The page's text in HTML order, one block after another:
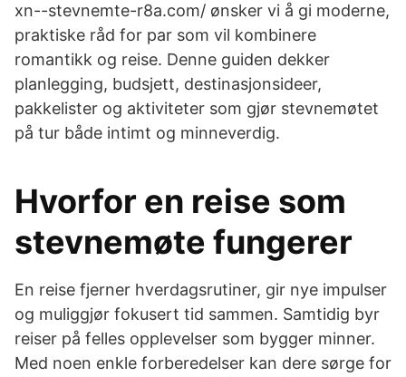
xn--stevnemte-r8a.com/ ønsker vi å gi moderne,
praktiske råd for par som vil kombinere
romantikk og reise. Denne guiden dekker
planlegging, budsjett, destinasjonsideer,
pakkelister og aktiviteter som gjør stevnemøtet
på tur både intimt og minneverdig.
Hvorfor en reise som
stevnemøte fungerer
En reise fjerner hverdagsrutiner, gir nye impulser
og muliggjør fokusert tid sammen. Samtidig byr
reiser på felles opplevelser som bygger minner.
Med noen enkle forberedelser kan dere sørge for